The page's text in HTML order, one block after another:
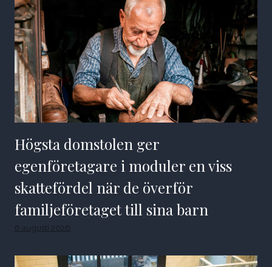
Högsta domstolen ger
egenföretagare i moduler en viss
skattefördel när de överför
familjeföretaget till sina barn
6 augusti 2026